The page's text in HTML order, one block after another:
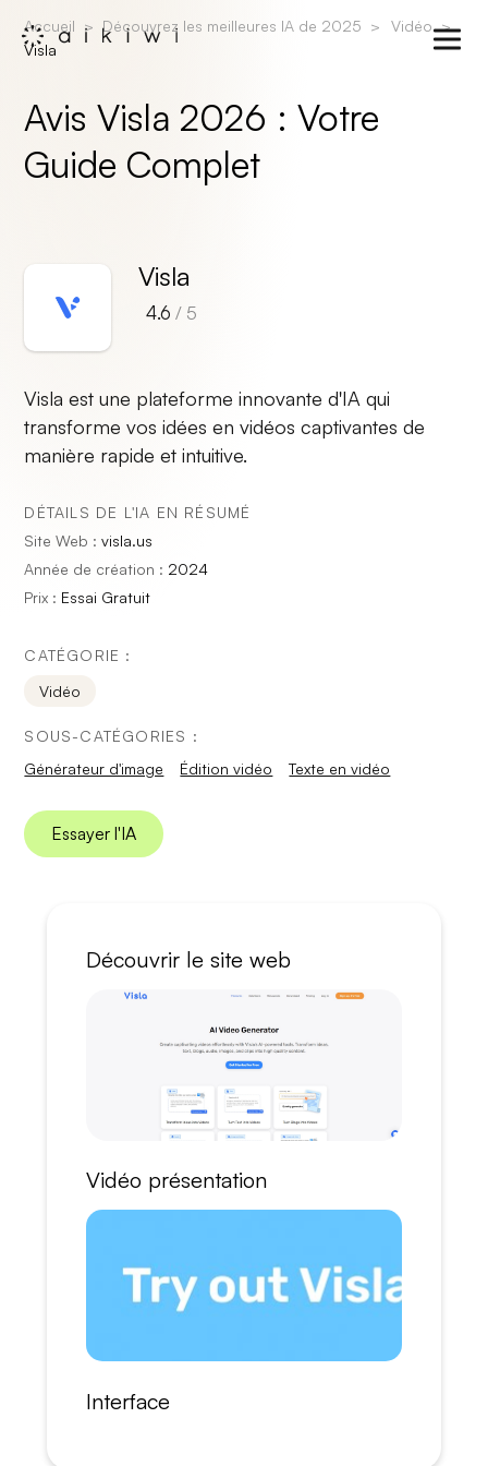
Accueil Découvrez les meilleures IA de 2025
Vidéo
Visla
Avis Visla 2026 : Votre
Guide Complet
Visla
4.6 / 5
Visla est une plateforme innovante d'IA qui
transforme vos idées en vidéos captivantes de
manière rapide et intuitive.
DÉTAILS DE L'IA EN RÉSUMÉ
Site Web :visla.us
Année de création : 2024
Prix : Essai Gratuit
CATÉGORIE :
Vidéo
SOUS-CATÉGORIES :
Générateur d'image
Édition vidéo Texte en vidéo
Essayer l'IA
Découvrir le site web
Vidéo présentation
Interface